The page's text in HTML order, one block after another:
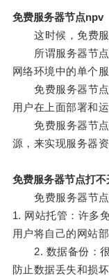
免费服务器节点npv
这时候，免费服
所谓服务器节点
网络环境中的单个服
免费服务器节点
用户在上面部署和
免费服务器节点
源，来实现服务器
免费服务器节点打不
免费服务器节点
1. 网站托管：许多
用户将自己的网站
2. 数据备份：很
防止数据丢失和损坏